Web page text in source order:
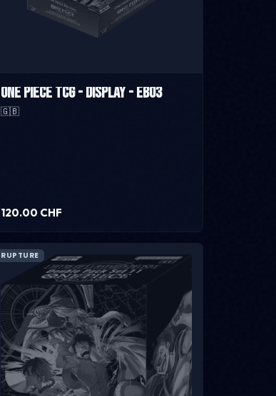
One Piece TCG - Display - EB03
🇬🇧
120.00 CHF
RUPTURE